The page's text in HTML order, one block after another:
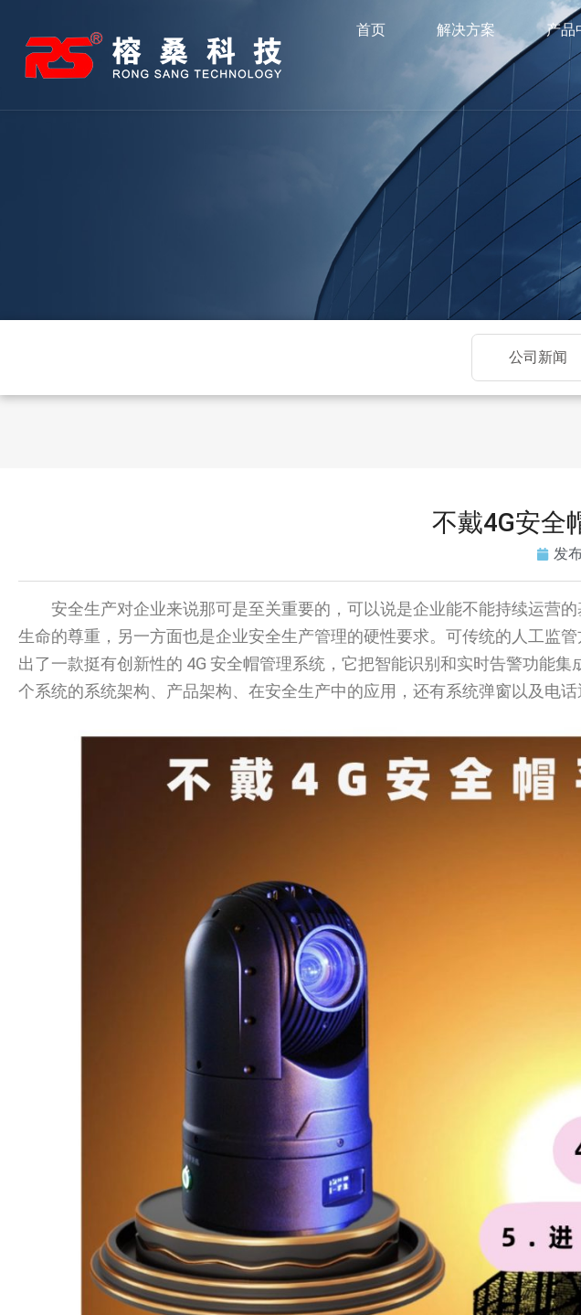
首页 解决方案 产品
公司新闻
不戴4G安全
发
安全生产对企业来说那可是至关重要的，可以说是企业能不能持续运营
生命的尊重，另一方面也是企业安全生产管理的硬性要求。可传统的人工监
出了一款挺有创新性的 4G 安全帽管理系统，它把智能识别和实时告警功能
个系统的系统架构、产品架构、在安全生产中的应用，还有系统弹窗以及电